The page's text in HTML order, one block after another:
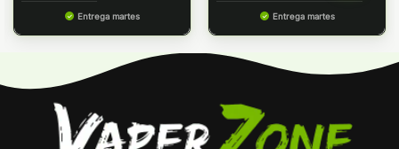
Entrega martes Entrega martes